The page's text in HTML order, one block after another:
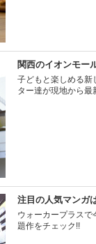
関西のイオンモー
子どもと楽しめる新
ター達が現地から最
注目の人気マンガ
ウォーカープラス
題作をチェック!!